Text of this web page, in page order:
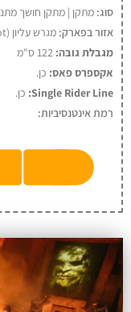
סוג: מתקן | מתקן חושך
אזור בפארק: מגרש עליון (Upper Lot)
מגבלת גובה: 122 ס"מ
אקספרס פאס: כן.
Single Rider Line: כן.
רמת אינטנסיביות: